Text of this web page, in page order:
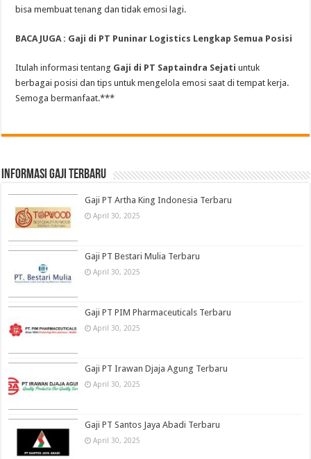
bisa membuat tenang dan tidak emosi lagi.
BACA JUGA : Gaji di PT Puninar Logistics Lengkap Semua Posisi
Itulah informasi tentang Gaji di PT Saptaindra Sejati untuk
berbagai posisi dan tips untuk mengelola emosi saat di tempat kerja.
Semoga bermanfaat.***
informasi gaji terbaru
Gaji PT Artha King Indonesia Terbaru
April 30, 2025
Gaji PT Bestari Mulia Terbaru
April 30, 2025
Gaji PT PIM Pharmaceuticals Terbaru
April 30, 2025
Gaji PT Irawan Djaja Agung Terbaru
April 30, 2025
Gaji PT Santos Jaya Abadi Terbaru
April 30, 2025